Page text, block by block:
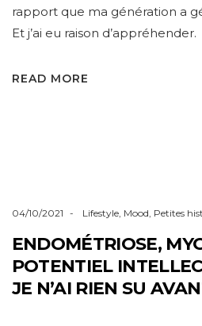
rapport que ma génération a
Et j’ai eu raison d’appréhender.
READ MORE
04/10/2021 Lifestyle, Mood, Petites
ENDOMÉTRIOSE,
POTENTIEL
JE N’AI RIEN SU